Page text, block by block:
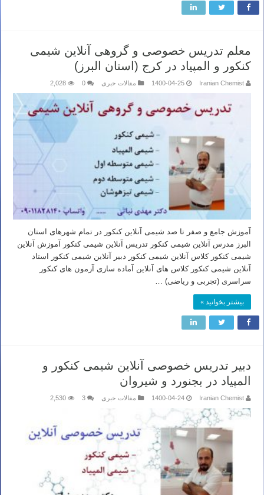
معلم تدریس خصوصی و گروهی آنلاین شیمی
کنکور و المپیاد در کرج (استان البرز)
Iranian Chemist
1400-04-25 مقالات خبری 0
2,028
آموزش جامع و صفر تا صد شیمی آنلاین کنکور در تمام شهرهای استان
البرز مدرس آنلاین شیمی کنکور تدریس آنلاین شیمی کنکور آموزش آنلاین
شیمی کنکور کلاس آنلاین شیمی کنکور دبیر آنلاین شیمی کنکور استاد
آنلاین شیمی کنکور کلاس های آنلاین آماده سازی آزمون های کنکور
سراسری (تجربی و ریاضی) …
بیشتر بخوانید »
دبیر تدریس خصوصی آنلاین شیمی کنکور و
المپیاد در بجنورد و شیروان
Iranian Chemist
1400-04-24 مقالات خبری 3
2,530